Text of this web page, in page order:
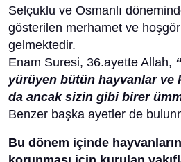
Selçuklu ve Osmanlı
gösterilen merhamet ve
gelmektedir.
Enam Suresi, 36.ayette Allah,
yürüyen bütün hayvanlar ve
da ancak sizin gibi birer
Benzer başka ayetler de
Bu dönem içinde hayvanların